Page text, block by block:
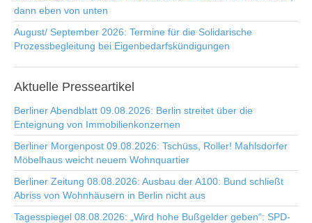
dann eben von unten
August/ September 2026: Termine für die Solidarische
Prozessbegleitung bei Eigenbedarfskündigungen
Aktuelle Presseartikel
Berliner Abendblatt 09.08.2026: Berlin streitet über die
Enteignung von Immobilienkonzernen
Berliner Morgenpost 09.08.2026: Tschüss, Roller! Mahlsdorfer
Möbelhaus weicht neuem Wohnquartier
Berliner Zeitung 08.08.2026: Ausbau der A100: Bund schließt
Abriss von Wohnhäusern in Berlin nicht aus
Tagesspiegel 08.08.2026: „Wird hohe Bußgelder geben“: SPD-